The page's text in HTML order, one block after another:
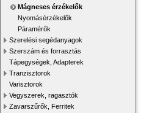
Mágneses érzékelők
Nyomásérzékelők
Páramérők
Szerelési segédanyagok
Szerszám és forrasztás
Tápegységek, Adapterek
Tranzisztorok
Varisztorok
Vegyszerek, ragasztók
Zavarszűrők, Ferritek